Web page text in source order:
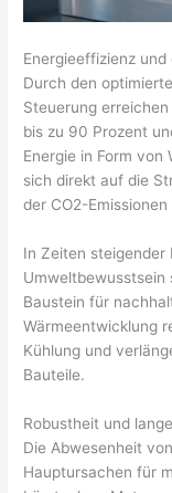
Energieeffizienz
Durch den
Steuerung
bis zu 90 Prozent
Energie in Form von
sich direkt auf die
der CO2-Emissionen
In Zeiten steigender
Baustein für
Wärmeentwicklung
Kühlung und
Bauteile.
Robustheit und
Die Abwesenheit
Hauptursachen für